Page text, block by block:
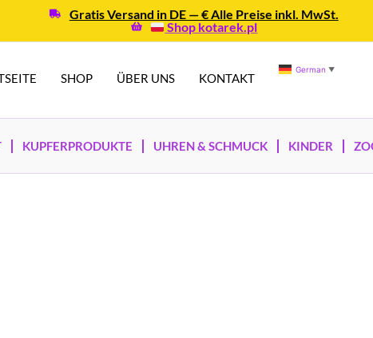
Gratis Versand in DE — € Alle Preise inkl. MwSt.
Shop kotarek.pl
SHOP ÜBER UNS KONTAKT
German ▼
KUPFERPRODUKTE UHREN & SCHMUCK KINDER